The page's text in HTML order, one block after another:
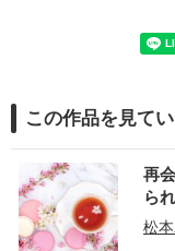
この作品を見て
再
ら
松本